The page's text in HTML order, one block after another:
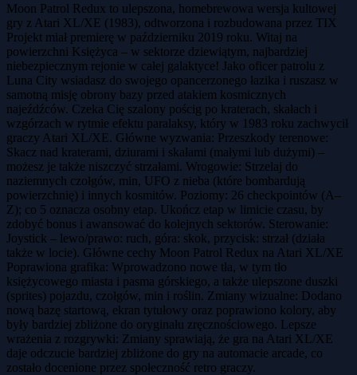
Moon Patrol Redux to ulepszona, homebrewowa wersja kultowej
gry z Atari XL/XE (1983), odtworzona i rozbudowana przez TIX
Projekt miał premierę w październiku 2019 roku. Witaj na
powierzchni Księżyca – w sektorze dziewiątym, najbardziej
niebezpiecznym rejonie w całej galaktyce! Jako oficer patrolu z
Luna City wsiadasz do swojego opancerzonego łazika i ruszasz w
samotną misję obrony bazy przed atakiem kosmicznych
najeźdźców. Czeka Cię szalony pościg po kraterach, skałach i
wzgórzach w rytmie efektu paralaksy, który w 1983 roku zachwycił
graczy Atari XL/XE. Główne wyzwania: Przeszkody terenowe:
Skacz nad kraterami, dziurami i skałami (małymi lub dużymi) –
możesz je także niszczyć strzałami. Wrogowie: Strzelaj do
naziemnych czołgów, min, UFO z nieba (które bombardują
powierzchnię) i innych kosmitów. Poziomy: 26 checkpointów (A–
Z); co 5 oznacza osobny etap. Ukończ etap w limicie czasu, by
zdobyć bonus i awansować do kolejnych sektorów. Sterowanie:
Joystick – lewo/prawo: ruch, góra: skok, przycisk: strzał (działa
także w locie). Główne cechy Moon Patrol Redux na Atari XL/XE
Poprawiona grafika: Wprowadzono nowe tła, w tym tło
księżycowego miasta i pasma górskiego, a także ulepszone duszki
(sprites) pojazdu, czołgów, min i roślin. Zmiany wizualne: Dodano
nową bazę startową, ekran tytułowy oraz poprawiono kolory, aby
były bardziej zbliżone do oryginału zręcznościowego. Lepsze
wrażenia z rozgrywki: Zmiany sprawiają, że gra na Atari XL/XE
daje odczucie bardziej zbliżone do gry na automacie arcade, co
zostało docenione przez społeczność retro graczy.